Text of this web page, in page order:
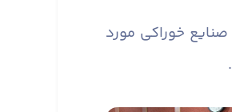
خوراکی مورد